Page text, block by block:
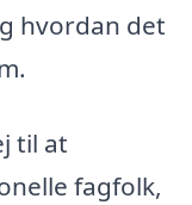
hvordan det
til at
fagfolk,